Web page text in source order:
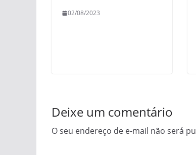
02/08/2023
Deixe um comentário
O seu endereço de e-mail não será